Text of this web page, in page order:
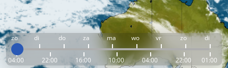
zo di do za ma wo vr zo di
04:00 22:00 16:00 10:00 04:00 22:00 01:00